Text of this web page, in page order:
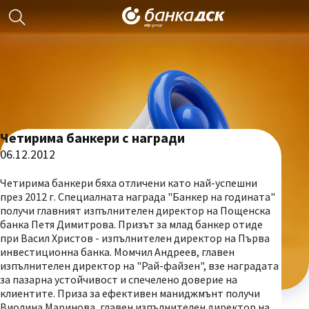
Четирима банкери с награди
06.12.2012
Четирима банкери бяха отличени като най-успешни
през 2012 г. Специалната награда "Банкер на годината"
получи главният изпълнителен директор на Пощенска
банка Петя Димитрова. Призът за млад банкер отиде
при Васил Христов - изпълнителен директор на Първа
инвестиционна банка. Момчил Андреев, главен
изпълнителен директор на "Рай-файзен", взе наградата
за пазарна устойчивост и спечелено доверие на
клиентите. Приза за ефективен маниджмънт получи